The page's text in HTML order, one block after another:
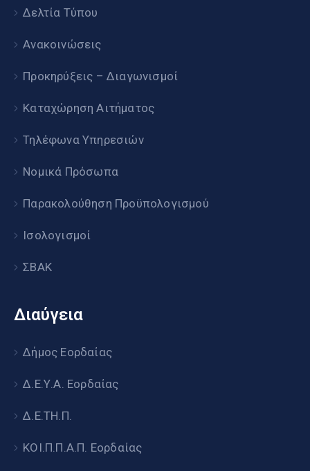
Δελτία Τύπου
Ανακοινώσεις
Προκηρύξεις – Διαγωνισμοί
Καταχώρηση Αιτήματος
Τηλέφωνα Υπηρεσιών
Νομικά Πρόσωπα
Παρακολούθηση Προϋπολογισμού
Ισολογισμοί
ΣΒΑΚ
Διαύγεια
Δήμος Εορδαίας
Δ.Ε.Υ.Α. Εορδαίας
Δ.Ε.ΤΗ.Π.
ΚΟΙ.Π.Π.Α.Π. Εορδαίας